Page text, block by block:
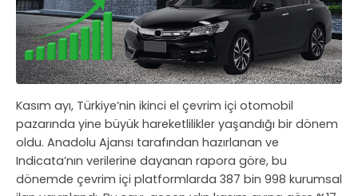
Kasım ayı, Türkiye’nin ikinci el çevrim içi otomobil
pazarında yine büyük hareketlilikler yaşandığı bir dönem
oldu. Anadolu Ajansı tarafından hazırlanan ve
Indicata’nın verilerine dayanan rapora göre, bu
dönemde çevrim içi platformlarda 387 bin 998 kurumsal